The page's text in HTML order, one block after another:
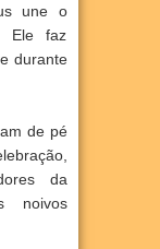
une o
Ele faz
durante
de pé
da
noivos